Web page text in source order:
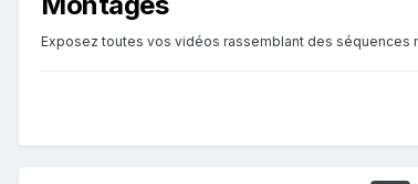
Exposez toutes vos vidéos rassemblant des séquences